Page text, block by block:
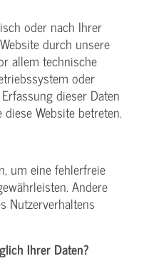
oder nach Ihrer
durch unsere
allem technische
oder
dieser Daten
Website betreten.
um eine fehlerfreie
Andere
Nutzerverhaltens
Ihrer Daten?